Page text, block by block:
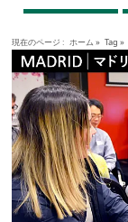
現在のページ : ホーム » Tag »